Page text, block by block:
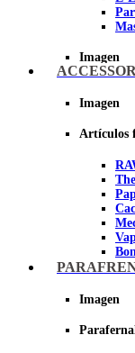
Imagen
Imagen
Artículos
Imagen